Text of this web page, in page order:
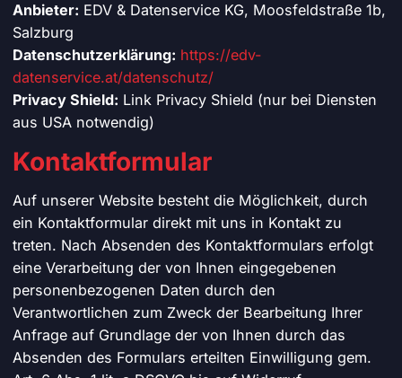
Anbieter: EDV & Datenservice KG, Moosfeldstraße 1b,
Salzburg
Datenschutzerklärung: https://edv-
datenservice.at/datenschutz/
Privacy Shield: Link Privacy Shield (nur bei Diensten
aus USA notwendig)
Kontaktformular
Auf unserer Website besteht die Möglichkeit, durch
ein Kontaktformular direkt mit uns in Kontakt zu
treten. Nach Absenden des Kontaktformulars erfolgt
eine Verarbeitung der von Ihnen eingegebenen
personenbezogenen Daten durch den
Verantwortlichen zum Zweck der Bearbeitung Ihrer
Anfrage auf Grundlage der von Ihnen durch das
Absenden des Formulars erteilten Einwilligung gem.